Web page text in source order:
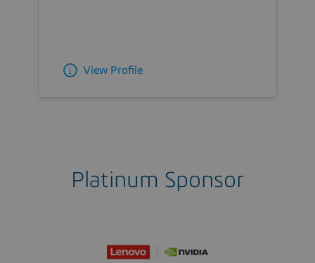
View Profile
Platinum Sponsor